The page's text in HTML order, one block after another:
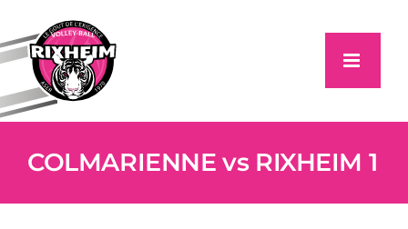
contenu
COLMARIENNE vs RIXHEIM 1